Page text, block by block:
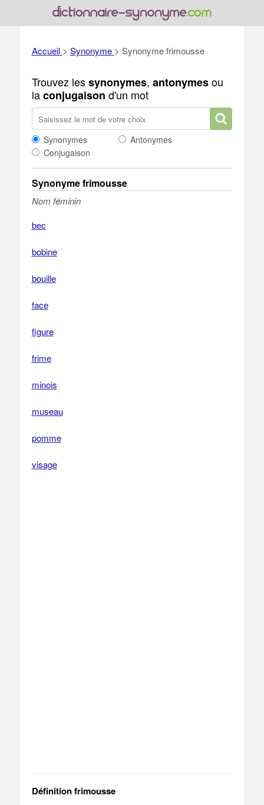
Accueil > Synonyme > Synonyme frimousse
Trouvez lessynonymes, antonymesou
laconjugaison d'un mot
Synonymes
Antonymes
Conjugaison
Synonyme frimousse
Nom féminin
bec
bobine
bouille
face
figure
frime
minois
museau
pomme
visage
Définition frimousse